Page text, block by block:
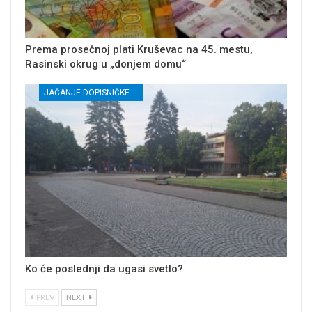
Prema prosečnoj plati Kruševac na 45. mestu,
Rasinski okrug u „donjem domu“
JAČANJE DOPISNIČKE MREŽE NEZAVISNIH MEDIJA U RASINSKOM OKRUGU
Ko će poslednji da ugasi svetlo?
PREV NEXT